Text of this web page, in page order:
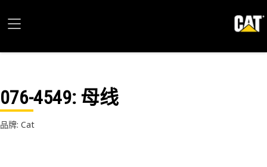
076-4549: 母线
品牌: Cat